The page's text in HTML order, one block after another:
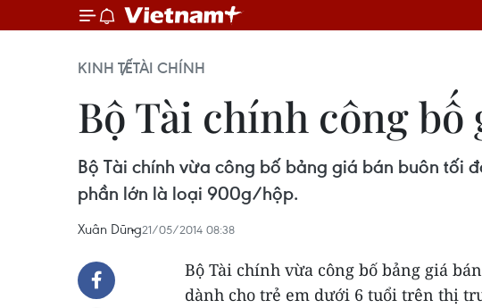
KINH TẾTÀI CHÍNH
Bộ Tài chính công bố
Bộ Tài chính vừa công bố bảng giá bán buôn tối
phần lớn là loại 900g/hộp.
Xuân Dũng21/05/2014 08:38
Bộ Tài chính vừa công bố bảng giá
dành cho trẻ em dưới 6 tuổi trên thị